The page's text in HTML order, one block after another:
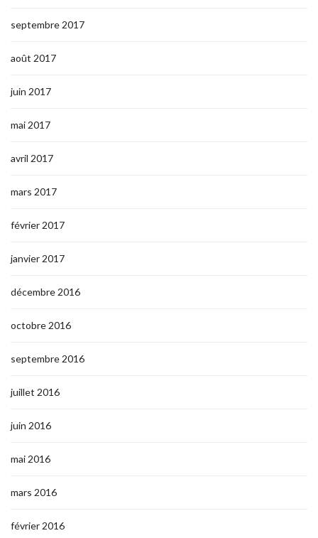
septembre 2017
août 2017
juin 2017
mai 2017
avril 2017
mars 2017
février 2017
janvier 2017
décembre 2016
octobre 2016
septembre 2016
juillet 2016
juin 2016
mai 2016
mars 2016
février 2016